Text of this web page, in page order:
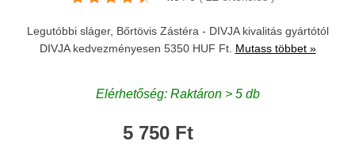
Legutóbbi sláger, Bőrtövis Zástéra - DIVJA kivalitás gyártótól
DIVJAkedvezményesen 5350 HUF Ft. Mutass többet »
Elérhetőség: Raktáron > 5 db
5 750 Ft